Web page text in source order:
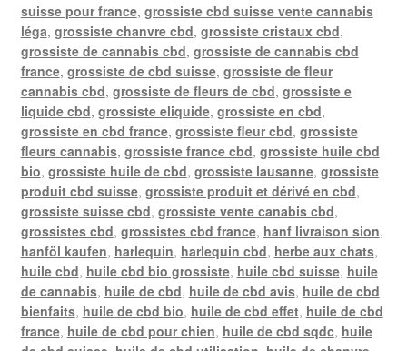
suisse pour france, grossiste cbd suisse vente cannabis
léga, grossiste chanvre cbd, grossiste cristaux cbd,
grossiste de cannabis cbd, grossiste de cannabis cbd
france, grossiste de cbd suisse, grossiste de fleur
cannabis cbd, grossiste de fleurs de cbd, grossiste e
liquide cbd, grossiste eliquide, grossiste en cbd,
grossiste en cbd france, grossiste fleur cbd, grossiste
fleurs cannabis, grossiste france cbd, grossiste huile cbd
bio, grossiste huile de cbd, grossiste lausanne, grossiste
produit cbd suisse, grossiste produit et dérivé en cbd,
grossiste suisse cbd, grossiste vente canabis cbd,
grossistes cbd, grossistes cbd france, hanf livraison sion,
hanföl kaufen, harlequin, harlequin cbd, herbe aux chats,
huile cbd, huile cbd bio grossiste, huile cbd suisse, huile
de cannabis, huile de cbd, huile de cbd avis, huile de cbd
bienfaits, huile de cbd bio, huile de cbd effet, huile de cbd
france, huile de cbd pour chien, huile de cbd sqdc, huile